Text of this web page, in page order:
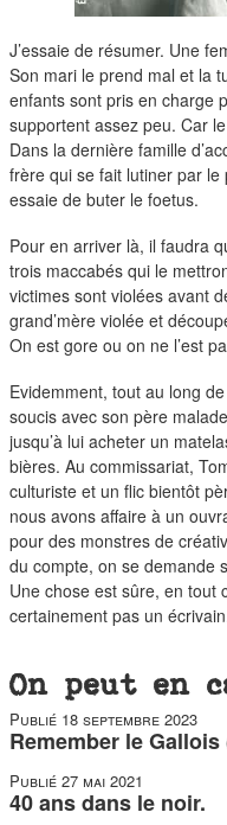
J’essaie de résumer. Une
Son mari le prend mal et la
enfants sont pris en charge
supportent assez peu. Car
Dans la dernière famille
frère qui se fait lutiner par
essaie de buter le foetus.
Pour en arriver là, il faudra
trois maccabés qui le
victimes sont violées avant
grand’mère violée et
On est gore ou on ne l’est
Evidemment, tout au long
soucis avec son père
jusqu’à lui acheter un
bières. Au commissariat,
culturiste et un flic bientôt
nous avons affaire à un
pour des monstres de
du compte, on se demande
Une chose est sûre, en tout
certainement pas un
On peut en
Publié 18 septembre 2023
Remember le Gallois
Publié 27 mai 2021
40 ans dans le noir.